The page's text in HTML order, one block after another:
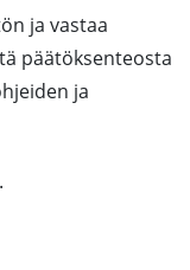
ja vastaa
päätöksenteosta
ja